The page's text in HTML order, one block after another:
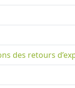
des retours